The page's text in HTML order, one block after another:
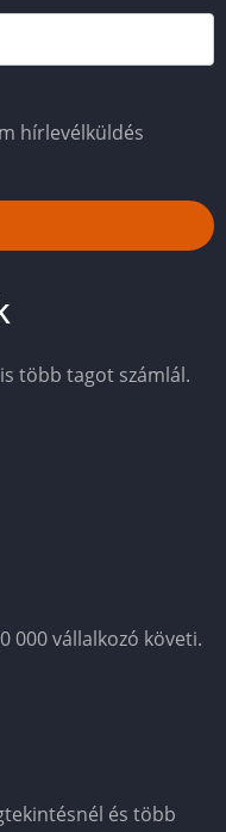
hírlevélküldés
több tagot számlál.
000 vállalkozó követi.
és több